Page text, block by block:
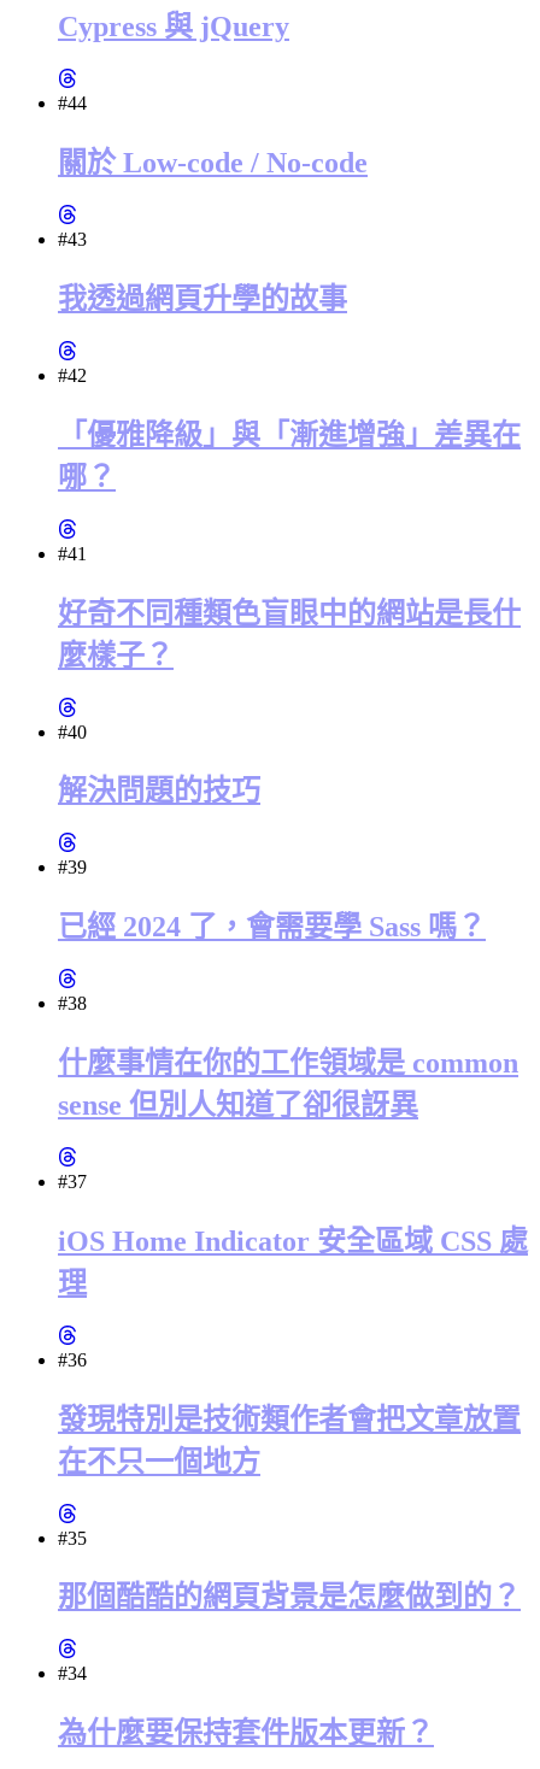
Cypress 與 jQuery
#44
關於 Low-code / No-code
#43
我透過網頁升學的故事
#42
「優雅降級」與「漸進增強」差異在
哪？
#41
好奇不同種類色盲眼中的網站是長什
麼樣子？
#40
解決問題的技巧
#39
已經 2024 了，會需要學 Sass 嗎？
#38
什麼事情在你的工作領域是 common
sense 但別人知道了卻很訝異
#37
iOS Home Indicator 安全區域 CSS 處
理
#36
發現特別是技術類作者會把文章放置
在不只一個地方
#35
那個酷酷的網頁背景是怎麼做到的？
#34
為什麼要保持套件版本更新？